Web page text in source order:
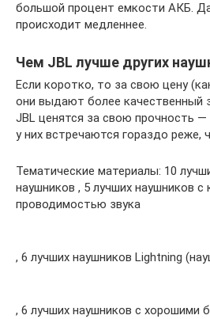
большой процент емкости АКБ.
происходит медленнее.
Чем JBL лучше других
Если коротко, то за свою цену
они выдают более качественный
JBL ценятся за свою прочность —
у них встречаются гораздо реже,
Тематические материалы: 10
наушников , 5 лучших наушников с
проводимостью звука
, 6 лучших наушников Lightning
, 6 лучших наушников с хорошими